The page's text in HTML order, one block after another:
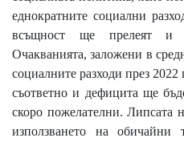
еднократните социални
всъщност ще прелеят и
Очакванията, заложени в
социалните разходи през
съответно и дефицита ще
скоро пожелателни. Липсата
използването на обичайни